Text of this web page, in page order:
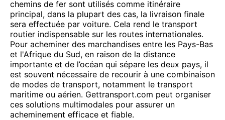
chemins de fer sont utilisés comme itinéraire
principal, dans la plupart des cas, la livraison finale
sera effectuée par voiture. Cela rend le transport
routier indispensable sur les routes internationales.
Pour acheminer des marchandises entre les Pays-Bas
et l'Afrique du Sud, en raison de la distance
importante et de l’océan qui sépare les deux pays, il
est souvent nécessaire de recourir à une combinaison
de modes de transport, notamment le transport
maritime ou aérien. Gettransport.com peut organiser
ces solutions multimodales pour assurer un
acheminement efficace et fiable.